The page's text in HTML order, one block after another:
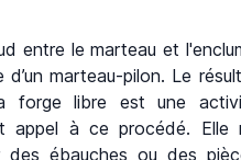
entre le marteau et
marteau-pilon. Le
forge libre est une
appel à ce procédé. Elle
ébauches ou des